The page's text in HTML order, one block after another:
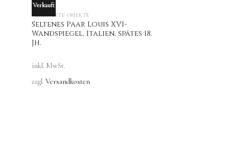
Verkauft
OUT OF STOCK
VERKAUFTE OBJEKTE
Seltenes Paar Louis XVI-
Wandspiegel, Italien, spätes 18.
Jh.
inkl. MwSt.
zzgl. Versandkosten